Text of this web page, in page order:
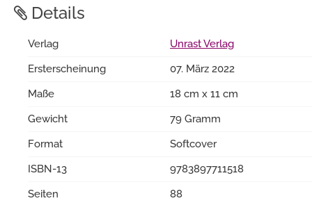
Details
Verlag
Unrast Verlag
Ersterscheinung
07. März 2022
Maße
18 cm x 11 cm
Gewicht
79 Gramm
Format
Softcover
ISBN-13
9783897711518
Seiten
88